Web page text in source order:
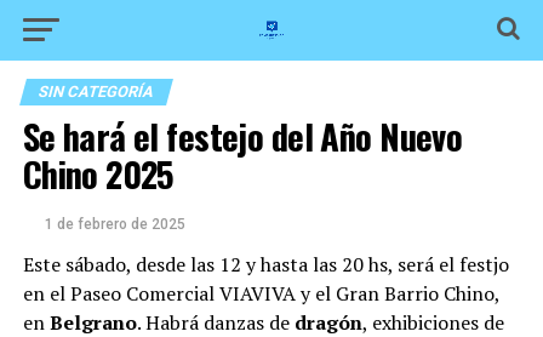
SIN CATEGORÍA
Se hará el festejo del Año Nuevo
Chino 2025
1 de febrero de 2025
Este sábado, desde las 12 y hasta las 20 hs, será el festjo
en el Paseo Comercial VIAVIVA y el Gran Barrio Chino,
enBelgrano. Habrá danzas de dragón, exhibiciones de